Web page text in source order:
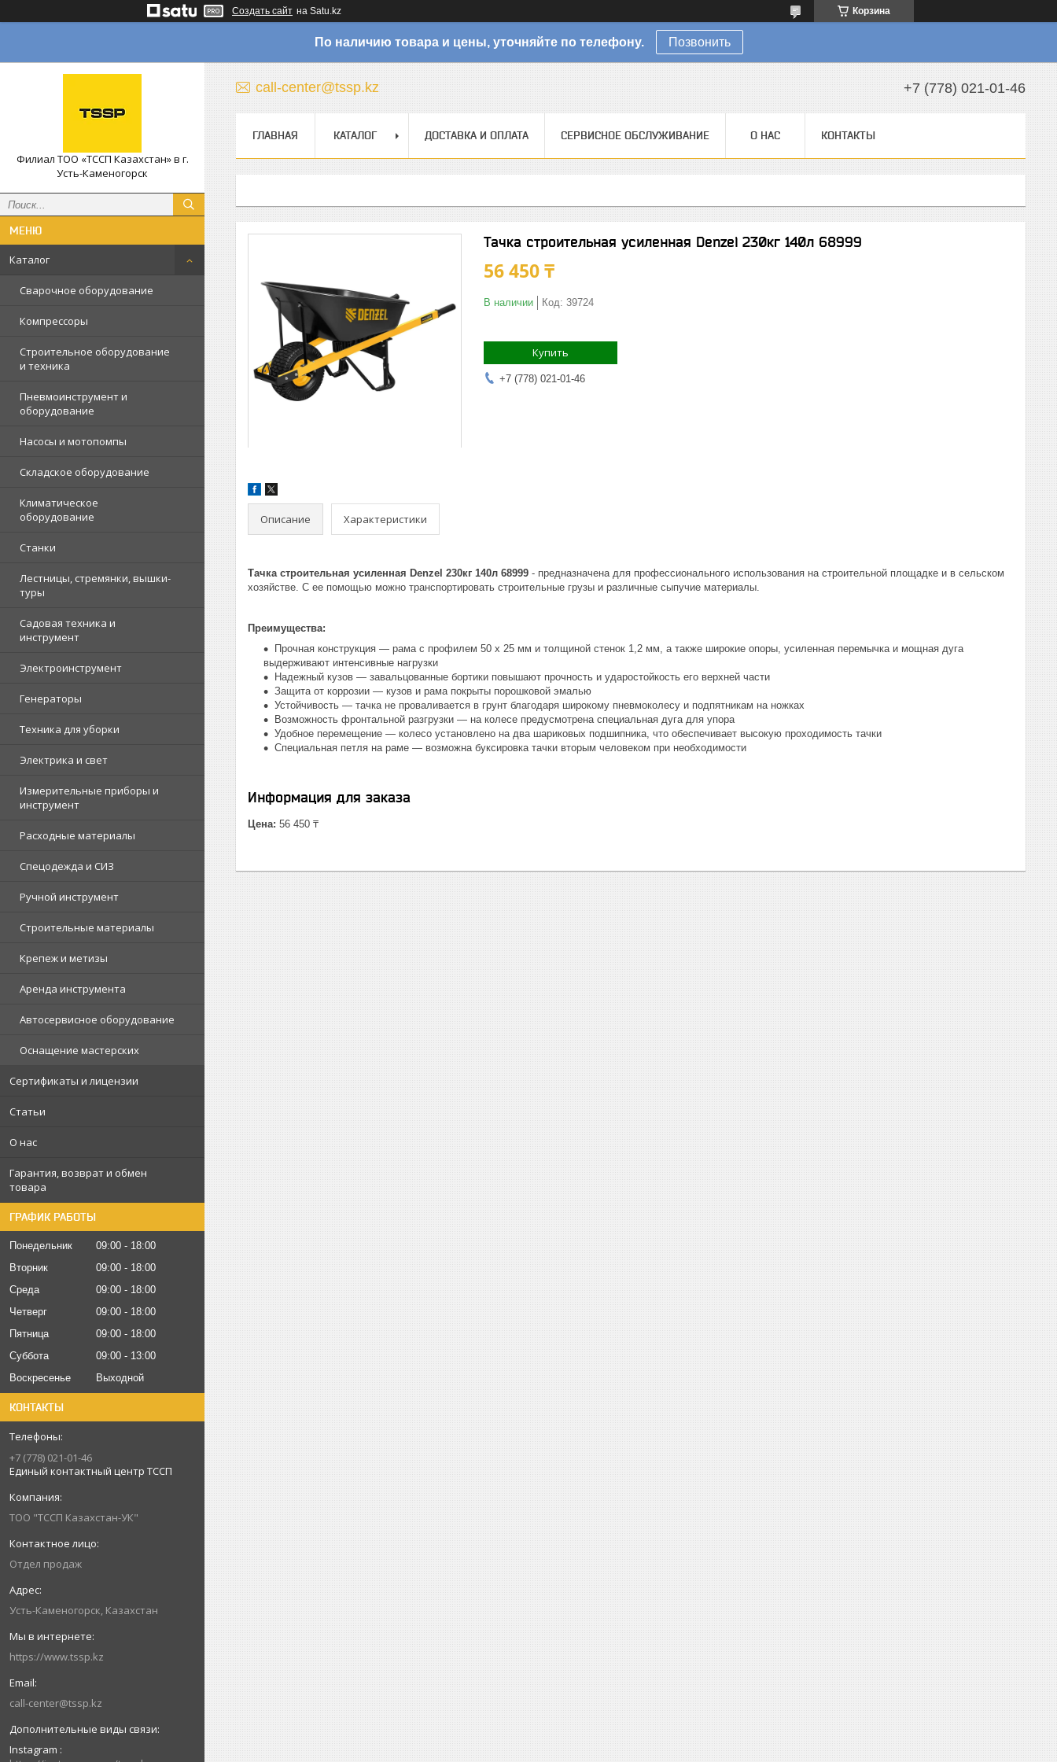
Создать сайт на Satu.kz Корзина
По наличию товара и цены, уточняйте по телефону. Позвонить
Филиал ТОО «ТССП Казахстан» в г.
Усть-Каменогорск
Каталог
Сварочное оборудование
Компрессоры
Строительное оборудование
и техника
Пневмоинструмент и
оборудование
Насосы и мотопомпы
Складское оборудование
Климатическое
оборудование
Станки
Лестницы, стремянки, вышки-
туры
Садовая техника и
инструмент
Электроинструмент
Генераторы
Техника для уборки
Электрика и свет
Измерительные приборы и
инструмент
Расходные материалы
Спецодежда и СИЗ
Ручной инструмент
Строительные материалы
Крепеж и метизы
Аренда инструмента
Автосервисное оборудование
Оснащение мастерских
Сертификаты и лицензии
Статьи
О нас
Гарантия, возврат и обмен
товара
ГРАФИК РАБОТЫ
Понедельник 09:00
18:00
Вторник
09:00
18:00
Среда
09:00
18:00
Четверг
09:00
18:00
Пятница
09:00
18:00
Суббота
09:00
13:00
Воскресенье
Выходной
КОНТАКТЫ
+7 (778) 021-01-46
Единый контактный центр ТССП
ТОО "ТССП Казахстан-УК"
Отдел продаж
Усть-Каменогорск, Казахстан
https://www.tssp.kz
call-center@tssp.kz
Instagram
call-center@tssp.kz +7 (778) 021-01-46
ГЛАВНАЯ КАТАЛОГ ДОСТАВКА И ОПЛАТА СЕРВИСНОЕ ОБСЛУЖИВАНИЕ О НАС КОНТАКТЫ
Тачка строительная усиленная Denzel 230кг 140л 68999
56 450 ₸
В наличии Код: 39724
Купить
+7 (778) 021-01-46
Описание Характеристики
Тачка строительная усиленная Denzel 230кг 140л 68999 - предназначена для профессионального использования на строительной площадке и в сельском
хозяйстве. С ее помощью можно транспортировать строительные грузы и различные сыпучие материалы.
Преимущества:
Прочная конструкция — рама с профилем 50 х 25 мм и толщиной стенок 1,2 мм, а также широкие опоры, усиленная перемычка и мощная дуга
выдерживают интенсивные нагрузки
Надежный кузов — завальцованные бортики повышают прочность и ударостойкость его верхней части
Защита от коррозии — кузов и рама покрыты порошковой эмалью
Устойчивость — тачка не проваливается в грунт благодаря широкому пневмоколесу и подпятникам на ножках
Возможность фронтальной разгрузки — на колесе предусмотрена специальная дуга для упора
Удобное перемещение — колесо установлено на два шариковых подшипника, что обеспечивает высокую проходимость тачки
Специальная петля на раме — возможна буксировка тачки вторым человеком при необходимости
Информация для заказа
Цена: 56 450 ₸